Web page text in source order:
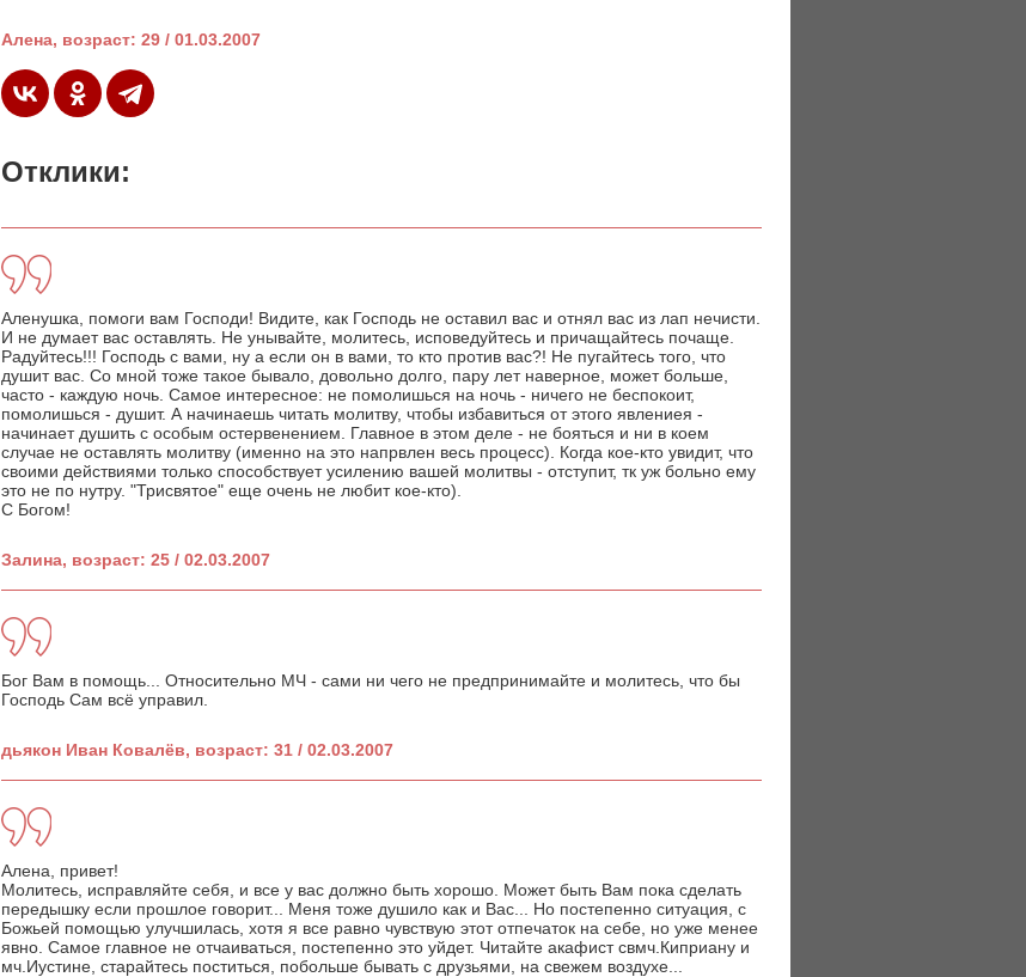
Алена, возраст: 29 / 01.03.2007
Отклики:
Аленушка, помоги вам Господи! Видите, как Господь не оставил вас и отнял вас из лап нечисти.
И не думает вас оставлять. Не унывайте, молитесь, исповедуйтесь и причащайтесь почаще.
Радуйтесь!!! Господь с вами, ну а если он в вами, то кто против вас?! Не пугайтесь того, что
душит вас. Со мной тоже такое бывало, довольно долго, пару лет наверное, может больше,
часто - каждую ночь. Самое интересное: не помолишься на ночь - ничего не беспокоит,
помолишься - душит. А начинаешь читать молитву, чтобы избавиться от этого явлениея -
начинает душить с особым остервенением. Главное в этом деле - не бояться и ни в коем
случае не оставлять молитву (именно на это напрвлен весь процесс). Когда кое-кто увидит, что
своими действиями только способствует усилению вашей молитвы - отступит, тк уж больно ему
это не по нутру. "Трисвятое" еще очень не любит кое-кто).
С Богом!
Залина, возраст: 25 / 02.03.2007
Бог Вам в помощь... Относительно МЧ - сами ни чего не предпринимайте и молитесь, что бы
Господь Сам всё управил.
дьякон Иван Ковалёв, возраст: 31 / 02.03.2007
Алена, привет!
Молитесь, исправляйте себя, и все у вас должно быть хорошо. Может быть Вам пока сделать
передышку если прошлое говорит... Меня тоже душило как и Вас... Но постепенно ситуация, с
Божьей помощью улучшилась, хотя я все равно чувствую этот отпечаток на себе, но уже менее
явно. Самое главное не отчаиваться, постепенно это уйдет. Читайте акафист свмч.Киприану и
мч.Иустине, старайтесь поститься, побольше бывать с друзьями, на свежем воздухе...